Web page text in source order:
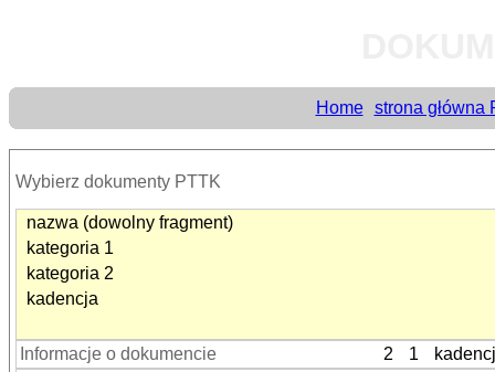
Home strona główna
Wybierz dokumenty PTTK
nazwa (dowolny fragment)
kategoria 1
kategoria 2
kadencja
Informacje o dokumencie 2 1